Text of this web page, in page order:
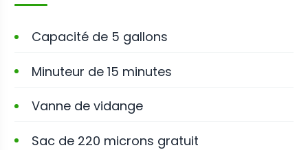
Capacité de 5 gallons
Minuteur de 15 minutes
Vanne de vidange
Sac de 220 microns gratuit